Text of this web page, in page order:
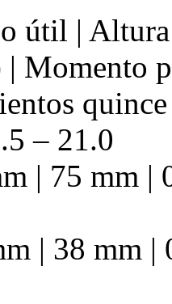
útil |
| Momento
– 21.0
| 75 mm |
| 38 mm |